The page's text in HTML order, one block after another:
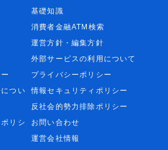
基礎知識
消費者金融ATM検索
運営方針・編集方針
外部サービスの利用について
プライバシーポリシー
つい
情報セキュリティポリシー
反社会的勢力排除ポリシー
リシ
お問い合わせ
運営会社情報